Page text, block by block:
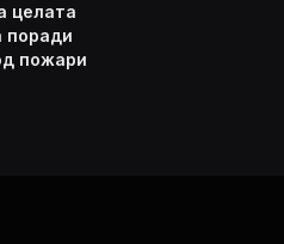
целата
поради
пожари